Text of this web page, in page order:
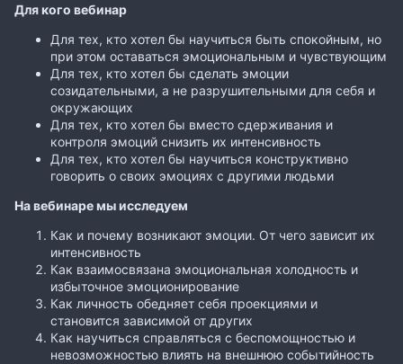
Для кого вебинар
Для тех, кто хотел бы научиться быть спокойным, но
при этом оставаться эмоциональным и чувствующим
Для тех, кто хотел бы сделать эмоции
созидательными, а не разрушительными для себя и
окружающих
Для тех, кто хотел бы вместо сдерживания и
контроля эмоций снизить их интенсивность
Для тех, кто хотел бы научиться конструктивно
говорить о своих эмоциях с другими людьми
На вебинаре мы исследуем
Как и почему возникают эмоции. От чего зависит их
интенсивность
Как взаимосвязана эмоциональная холодность и
избыточное эмоционирование
Как личность обедняет себя проекциями и
становится зависимой от других
Как научиться справляться с беспомощностью и
невозможностью влиять на внешнюю событийность